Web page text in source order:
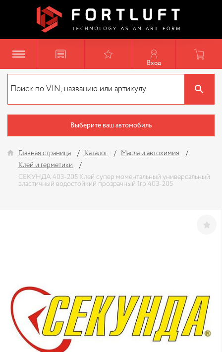
Вход
Выберите ваш автомобиль
Главная страница Каталог
Масла и автохимия
Клей и герметики
СЕКУНДА 403-205 Клей супер моментальный универсальный
эластичный водостойкий прозрачный 1гр 403-205